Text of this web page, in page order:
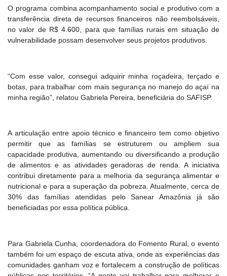
O programa combina acompanhamento social e produtivo com a
transferência direta de recursos financeiros não reembolsáveis,
no valor de R$ 4.600, para que famílias rurais em situação de
vulnerabilidade possam desenvolver seus projetos produtivos.
“Com esse valor, consegui adquirir minha roçadeira, terçado e
botas, para trabalhar com mais segurança no manejo do açaí na
minha região”, relatou Gabriela Pereira, beneficiária do SAFISP.
A articulação entre apoio técnico e financeiro tem como objetivo
permitir que as famílias se estruturem ou ampliem sua
capacidade produtiva, aumentando ou diversificando a produção
de alimentos e as atividades geradoras de renda. A iniciativa
contribui diretamente para a melhoria da segurança alimentar e
nutricional e para a superação da pobreza. Atualmente, cerca de
30% das famílias atendidas pelo Sanear Amazônia já são
beneficiadas por essa política pública.
Para Gabriela Cunha, coordenadora do Fomento Rural, o evento
também foi um espaço de escuta ativa, onde as experiências das
comunidades ganham voz e fortalecem a construção de políticas